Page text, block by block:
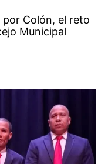
Colón, el reto
Municipal